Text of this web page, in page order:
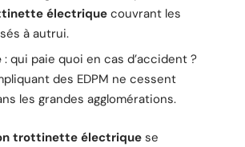
électriquecouvrant les
à autrui.
: qui paie quoi en cas d’accident ?
des EDPM ne cessent
les grandes agglomérations.
trottinette électrique se